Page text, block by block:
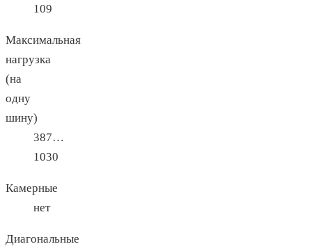
109
Максимальная
нагрузка
(на
одну
шину)
387…
1030
Камерные
нет
Диагональные